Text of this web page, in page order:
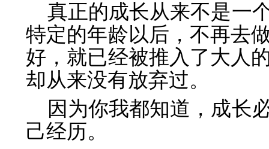
真正的成长从来不是一
特定的年龄以后，不再去
好，就已经被推入了大人
却从来没有放弃过。
因为你我都知道，成长
己经历。